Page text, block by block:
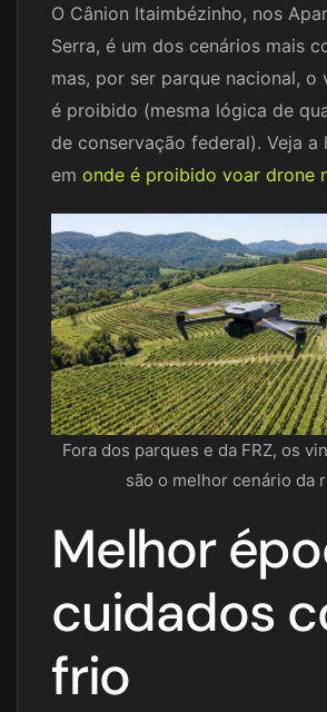
O Cânion Itaimbézinho, nos
Serra, é um dos cenários mais
mas, por ser parque nacional, o
é proibido (mesma lógica de
de conservação federal). Veja a
em onde é proibido voar drone
Fora dos parques e da FRZ, os
são o melhor cenário da
Melhor
cuidados
frio